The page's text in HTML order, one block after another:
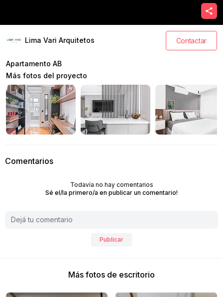
Lima Vari Arquitetos Contactar
Apartamento AB
Más fotos del proyecto
Comentarios
Todavía no hay comentarios
Sé el/la primero/a en publicar un comentario!
Publicar
Más fotos de escritorio